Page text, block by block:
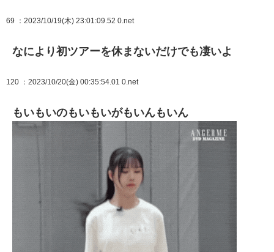
69 ：2023/10/19(木) 23:01:09.52 0.net
なにより初ツアーを休まないだけでも凄いよ
120 ：2023/10/20(金) 00:35:54.01 0.net
もいもいのもいもいがもいんもいん